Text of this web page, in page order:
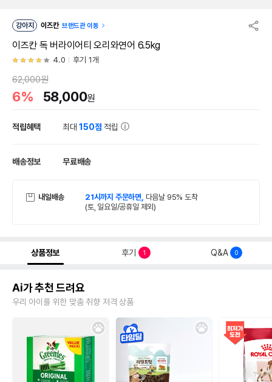
강아지 이즈칸 브랜드관 이동
이즈칸 독 버라이어티 오리와연어 6.5kg
4.0 후기 1개
62,000원
6% 58,000원
적립혜택 최대150점 적립
배송정보 무료배송
내일배송 21시까지 주문하면, 다음날 95% 도착
(토, 일요일/공휴일 제외)
상품정보 후기 1 Q&A 0
Ai가 추천 드려요
우리 아이를 위한 맞춤 취향 저격 상품